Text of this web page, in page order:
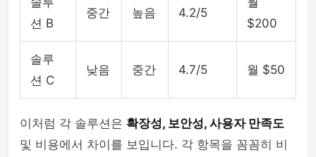
션 B
중간 높음 4.2/5
$200
솔루
션 C
낮음 중간 4.7/5 월 $50
이처럼 각 솔루션은 확장성, 보안성, 사용자 만족도
및 비용에서 차이를 보입니다. 각 항목을 꼼꼼히 비